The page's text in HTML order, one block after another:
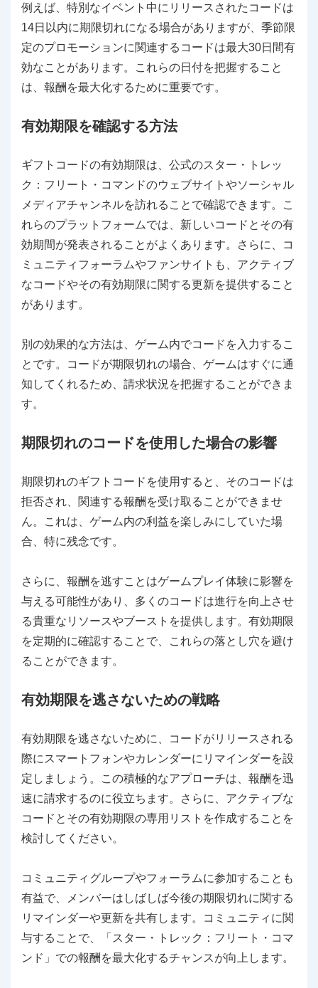
例えば、特別なイベント中にリリースされたコードは
14日以内に期限切れになる場合がありますが、季節限
定のプロモーションに関連するコードは最大30日間有
効なことがあります。これらの日付を把握すること
は、報酬を最大化するために重要です。
有効期限を確認する方法
ギフトコードの有効期限は、公式のスター・トレッ
ク：フリート・コマンドのウェブサイトやソーシャル
メディアチャンネルを訪れることで確認できます。こ
れらのプラットフォームでは、新しいコードとその有
効期間が発表されることがよくあります。さらに、コ
ミュニティフォーラムやファンサイトも、アクティブ
なコードやその有効期限に関する更新を提供すること
があります。
別の効果的な方法は、ゲーム内でコードを入力するこ
とです。コードが期限切れの場合、ゲームはすぐに通
知してくれるため、請求状況を把握することができま
す。
期限切れのコードを使用した場合の影響
期限切れのギフトコードを使用すると、そのコードは
拒否され、関連する報酬を受け取ることができませ
ん。これは、ゲーム内の利益を楽しみにしていた場
合、特に残念です。
さらに、報酬を逃すことはゲームプレイ体験に影響を
与える可能性があり、多くのコードは進行を向上させ
る貴重なリソースやブーストを提供します。有効期限
を定期的に確認することで、これらの落とし穴を避け
ることができます。
有効期限を逃さないための戦略
有効期限を逃さないために、コードがリリースされる
際にスマートフォンやカレンダーにリマインダーを設
定しましょう。この積極的なアプローチは、報酬を迅
速に請求するのに役立ちます。さらに、アクティブな
コードとその有効期限の専用リストを作成することを
検討してください。
コミュニティグループやフォーラムに参加することも
有益で、メンバーはしばしば今後の期限切れに関する
リマインダーや更新を共有します。コミュニティに関
与することで、「スター・トレック：フリート・コマ
ンド」での報酬を最大化するチャンスが向上します。